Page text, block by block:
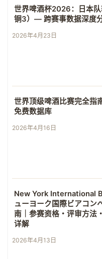
世界啤酒杯2026：日本
铜3）— 跨赛事数据深度
2026年4月23日
世界顶级啤酒比赛完全指
免费数据库
2026年4月16日
New York International
ューヨーク国際ビアコン
南｜参赛资格・评审方法
详解
2026年4月13日